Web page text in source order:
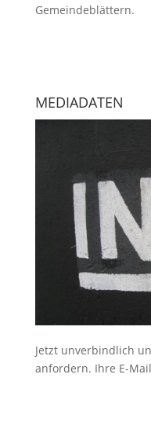
Gemeindeblättern.
MEDIADATEN
Jetzt unverbindlich
anfordern. Ihre E-